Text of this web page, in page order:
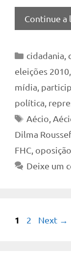
Continue a
Categorias
cidadania
eleições 2010
mídia
política
Tags
Aécio
Dilma
FHC oposição
Deixe um
Page
1 Page
2 Next →